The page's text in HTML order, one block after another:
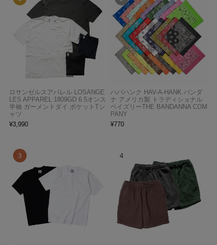
ロサンゼルスアパレル LOSANGE
LES APPAREL 1809GD 6.5オンス
半袖 ガーメントダイ ポケットTシ
ャツ
¥3,990
ハバハンク HAV-A-HANK バンダ
ナ アメリカ製 トラディショナル
ペイズリーTHE BANDANNA COM
PANY
¥770